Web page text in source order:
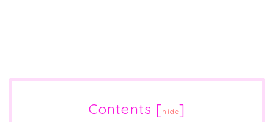
Contents [hide]